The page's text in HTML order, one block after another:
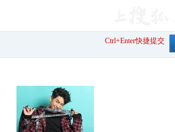
Ctrl+Enter快捷提交